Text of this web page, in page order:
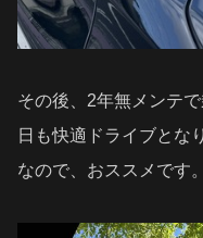
その後、2年無メンテ
日も快適ドライブとな
なので、おススメです。